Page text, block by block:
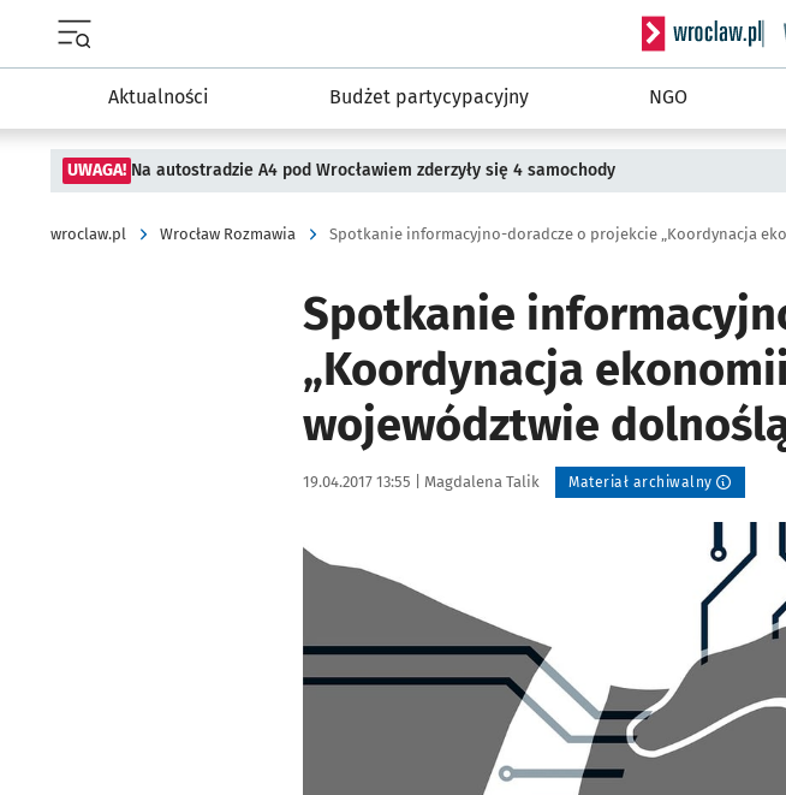
Serwis
Aktualności Budżet partycypacyjny NGO
UWAGA! Na autostradzie A4 pod Wrocławiem zderzyły się 4 samochody
wroclaw.pl Wrocław Rozmawia
Spotkanie
„Koordynacja
województwie
Data publikacji:
19.04.2017 13:55 | Autor:
Magdalena Talik Materiał archiwalny